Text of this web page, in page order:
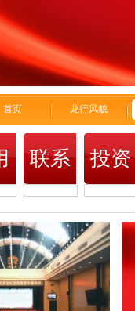
首页 龙行风貌
联系
我们
投资
者关
系